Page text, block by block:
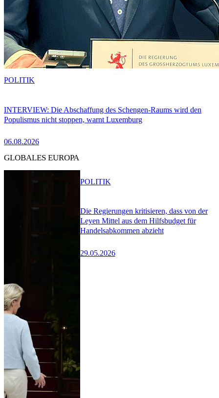
INTERVIEW: Die Abschaffung des Schengen-Raums wird den
Populismus nicht stoppen, warnt Luxemburg
06.08.2026
POLITIK
GLOBALES EUROPA
Die Regierungen kritisieren, dass von der
Leyen Mittel aus dem Hilfsbudget für
Handelsabkommen abzieht
29.05.2026
POLITIK